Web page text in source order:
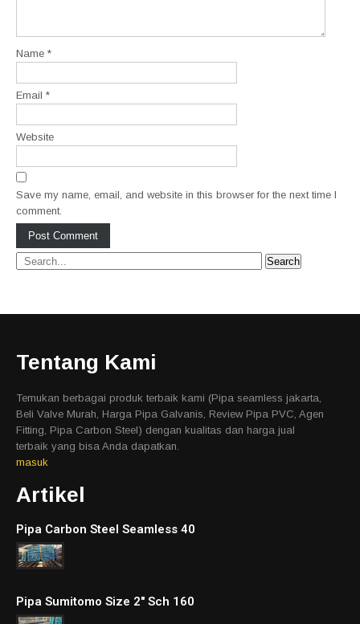
i
o
Name *
Email *
Website
Save my name, email, and website in this browser for the next time I
comment.
Tentang Kami
Temukan berbagai produk terbaik kami (Pipa seamless jakarta,
Beli Valve Murah, Harga Pipa Galvanis, Review Pipa PVC, Agen
Fitting, Pipa Carbon Steel) dengan kualitas dan harga jual
terbaik yang bisa Anda dapatkan.
masuk
Artikel
Pipa Carbon Steel Seamless 40
Pipa Sumitomo Size 2″ Sch 160